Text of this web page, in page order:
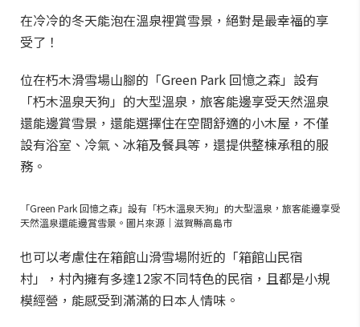
在冷冷的冬天能泡在溫泉裡賞雪景，絕對是最幸福的享
受了！
位在朽木滑雪場山腳的「Green Park 回憶之森」設有
「朽木溫泉天狗」的大型溫泉，旅客能邊享受天然溫泉
還能邊賞雪景，還能選擇住在空間舒適的小木屋，不僅
設有浴室、冷氣、冰箱及餐具等，還提供整棟承租的服
務。
「Green Park 回憶之森」設有「朽木溫泉天狗」的大型溫泉，旅客能邊享受
天然溫泉還能邊賞雪景。圖片來源｜滋賀縣高島市
也可以考慮住在箱館山滑雪場附近的「箱館山民宿
村」，村內擁有多達12家不同特色的民宿，且都是小規
模經營，能感受到滿滿的日本人情味。